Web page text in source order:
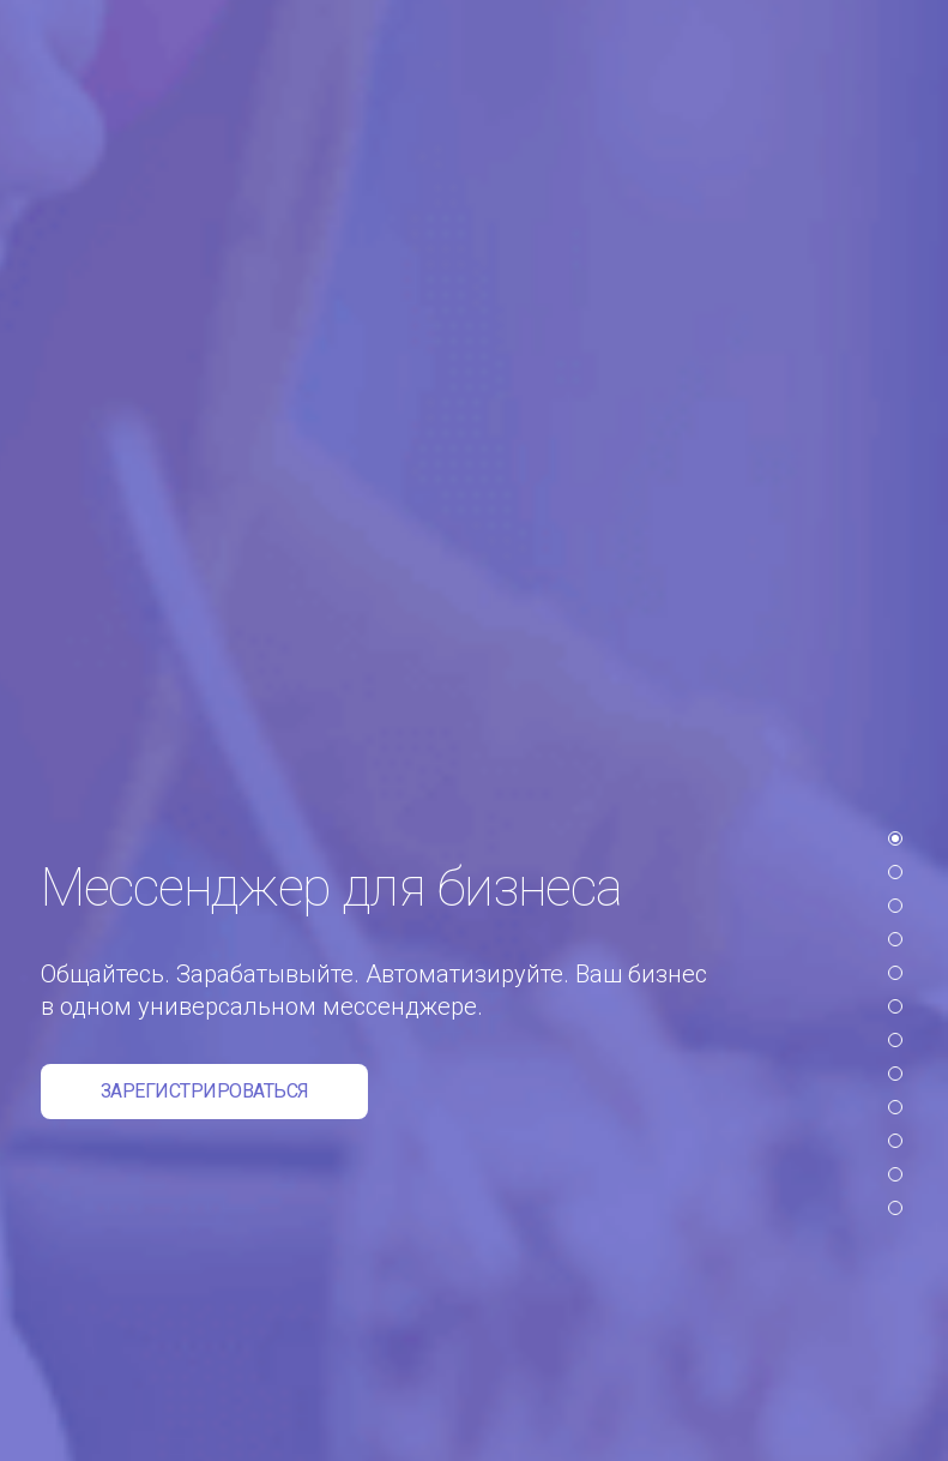
Мессенджер для бизнеса
Общайтесь. Зарабатывыйте. Автоматизируйте. Ваш бизнес
в одном универсальном мессенджере.
ЗАРЕГИСТРИРОВАТЬСЯ